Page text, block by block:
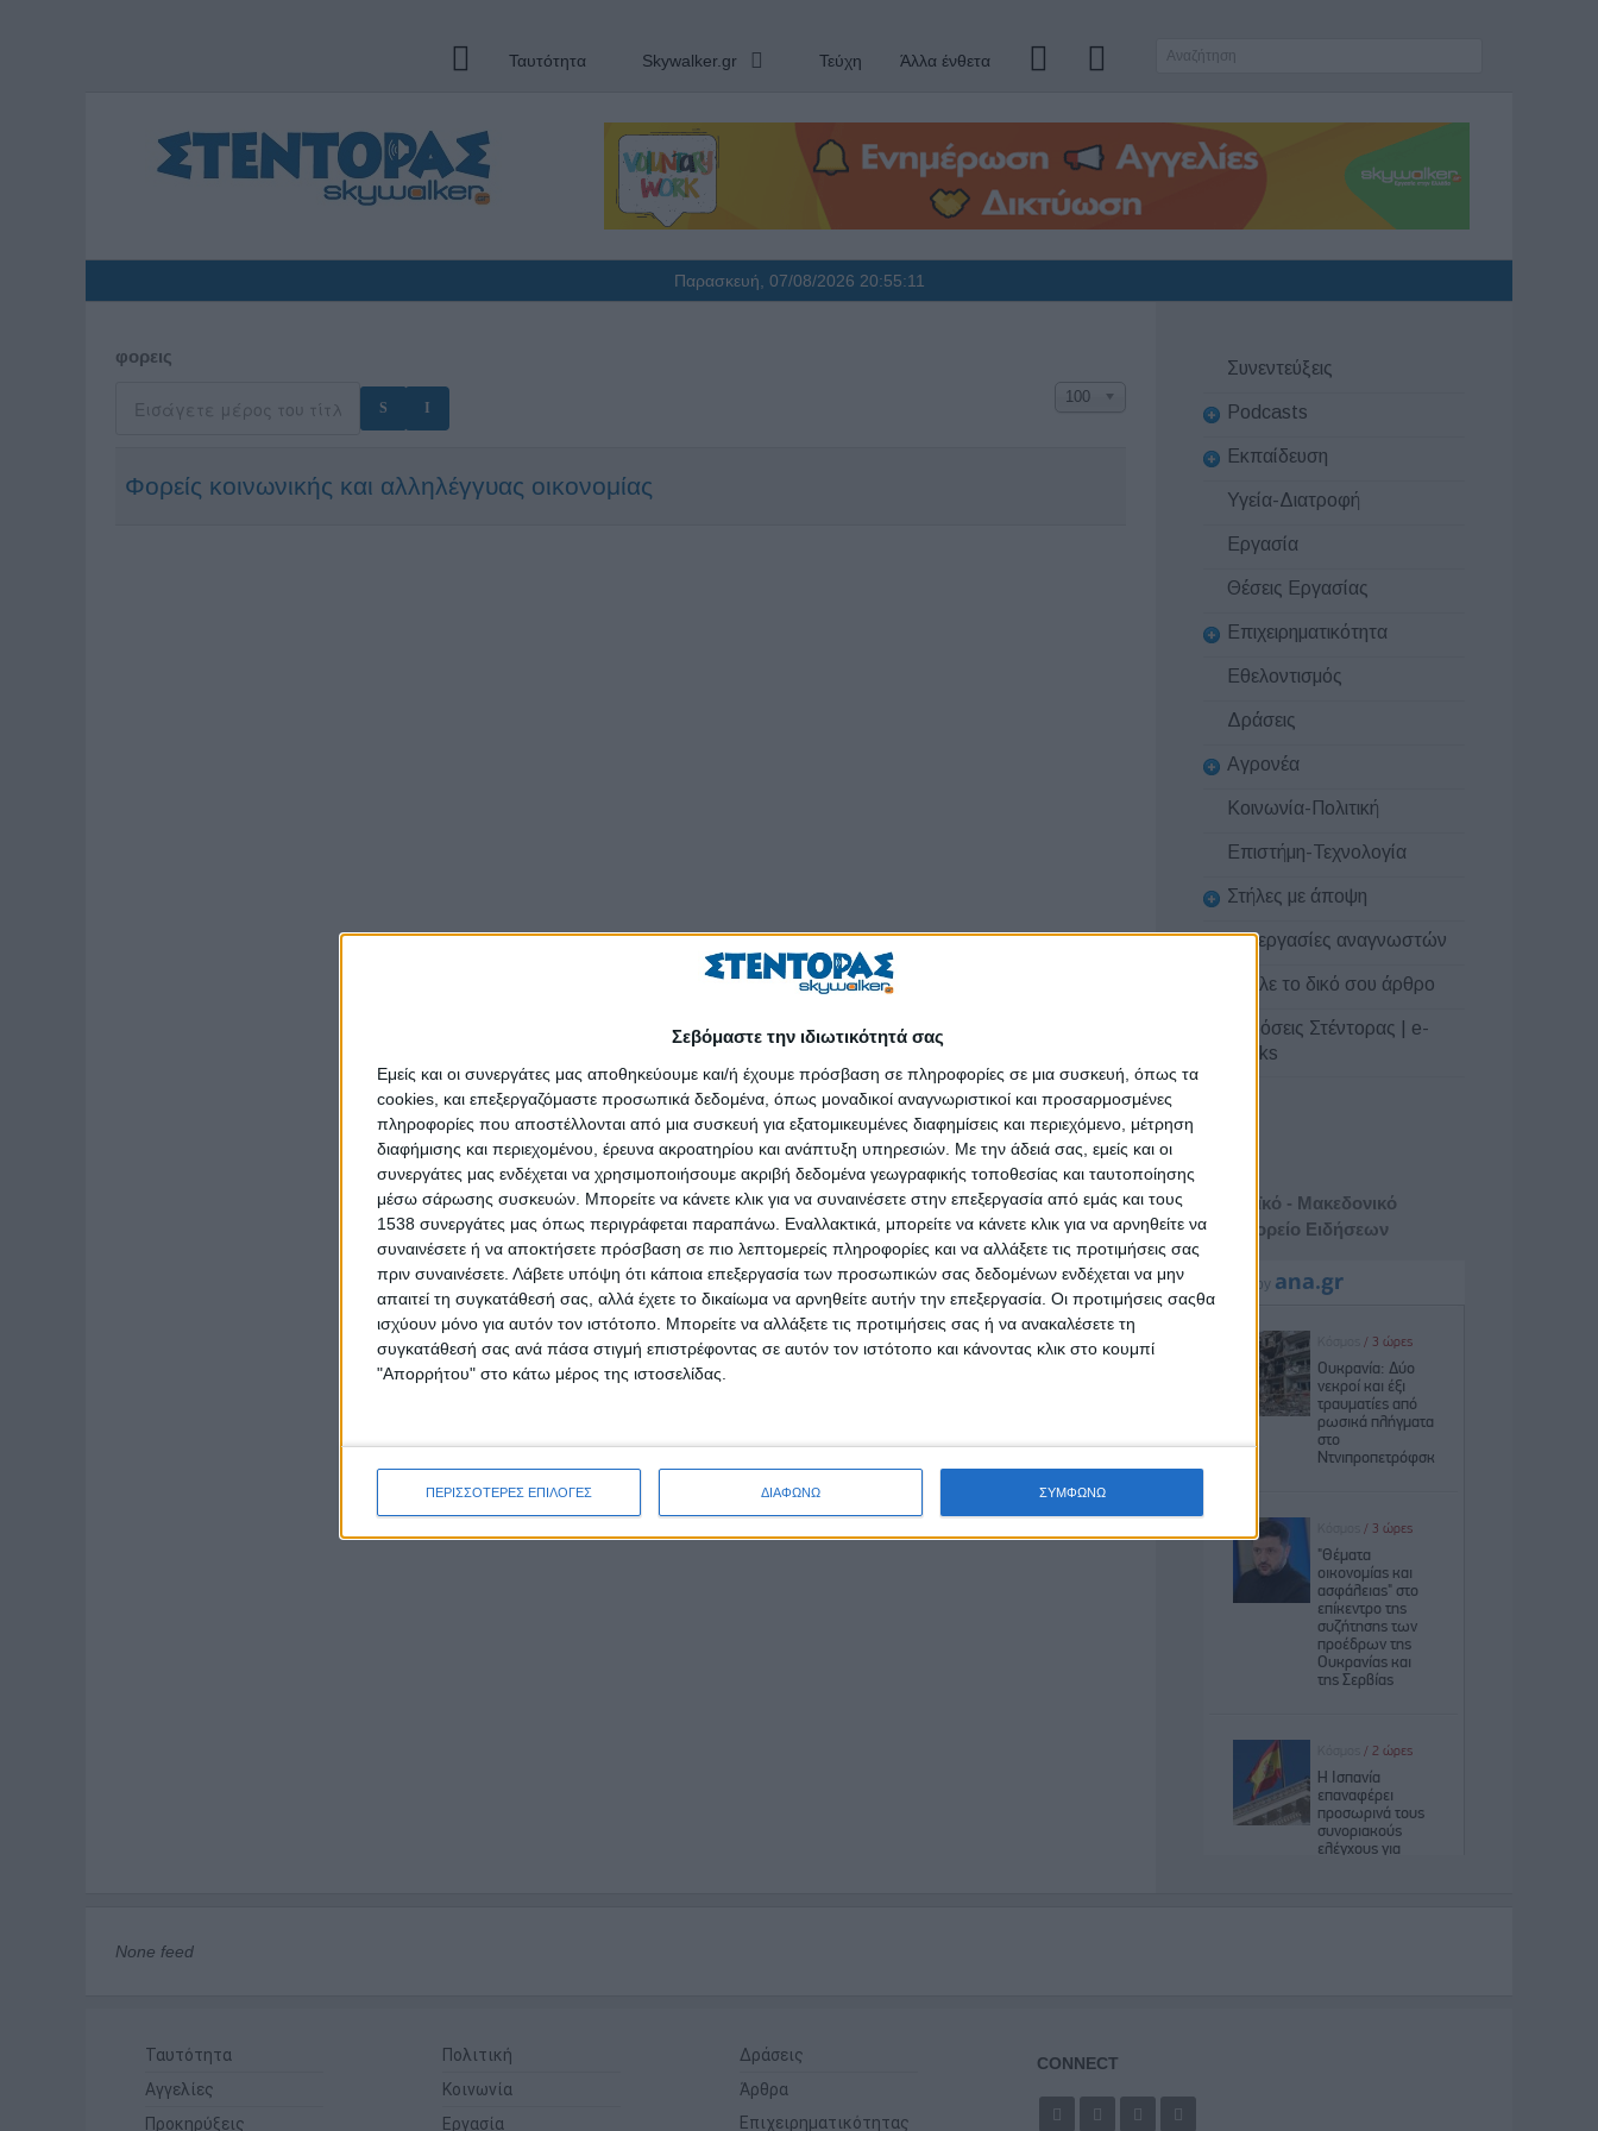
Σεβόμαστε την ιδιωτικότητά σας
Εμείς και οι συνεργάτες μας αποθηκεύουμε και/ή έχουμε πρόσβαση σε πληροφορίες σε μια συσκευή, όπως τα
cookies, και επεξεργαζόμαστε προσωπικά δεδομένα, όπως μοναδικοί αναγνωριστικοί και προσαρμοσμένες
πληροφορίες που αποστέλλονται από μια συσκευή για εξατομικευμένες διαφημίσεις και περιεχόμενο, μέτρηση
διαφήμισης και περιεχομένου, έρευνα ακροατηρίου και ανάπτυξη υπηρεσιών. Με την άδειά σας, εμείς και οι
συνεργάτες μας ενδέχεται να χρησιμοποιήσουμε ακριβή δεδομένα γεωγραφικής τοποθεσίας και ταυτοποίησης
μέσω σάρωσης συσκευών. Μπορείτε να κάνετε κλικ για να συναινέσετε στην επεξεργασία από εμάς και τους
1538 συνεργάτες μας όπως περιγράφεται παραπάνω. Εναλλακτικά, μπορείτε να κάνετε κλικ για να αρνηθείτε να
συναινέσετε ή να αποκτήσετε πρόσβαση σε πιο λεπτομερείς πληροφορίες και να αλλάξετε τις προτιμήσεις σας
πριν συναινέσετε. Λάβετε υπόψη ότι κάποια επεξεργασία των προσωπικών σας δεδομένων ενδέχεται να μην
απαιτεί τη συγκατάθεσή σας, αλλά έχετε το δικαίωμα να αρνηθείτε αυτήν την επεξεργασία. Οι προτιμήσεις σαςθα
ισχύουν μόνο για αυτόν τον ιστότοπο. Μπορείτε να αλλάξετε τις προτιμήσεις σας ή να ανακαλέσετε τη
συγκατάθεσή σας ανά πάσα στιγμή επιστρέφοντας σε αυτόν τον ιστότοπο και κάνοντας κλικ στο κουμπί
"Απορρήτου" στο κάτω μέρος της ιστοσελίδας.
ΠΕΡΙΣΣΟΤΕΡΕΣ ΕΠΙΛΟΓΕΣ ΔΙΑΦΩΝΩ ΣΥΜΦΩΝΩ
Ταυτότητα Skywalker.gr Τεύχη Άλλα ένθετα
Παρασκευή, 07/08/2026 20:55:12
φορεις
100
Φορείς κοινωνικής και αλληλέγγυας οικονομίας
Συνεντεύξεις
Podcasts
Εκπαίδευση
Υγεία-Διατροφή
Εργασία
Θέσεις Εργασίας
Επιχειρηματικότητα
Εθελοντισμός
Δράσεις
Αγρονέα
Κοινωνία-Πολιτική
Επιστήμη-Τεχνολογία
Στήλες με άποψη
Συνεργασίες αναγνωστών
Στείλε το δικό σου άρθρο
Εκδόσεις Στέντορας | e-
books
Αθηναϊκό - Μακεδονικό
Πρακτορείο Ειδήσεων
None feed
Ταυτότητα
Αγγελίες
Προκηρύξεις
Πολιτική
Κοινωνία
Εργασία
Δράσεις
Άρθρα
Επιχειρηματικότητας
CONNECT